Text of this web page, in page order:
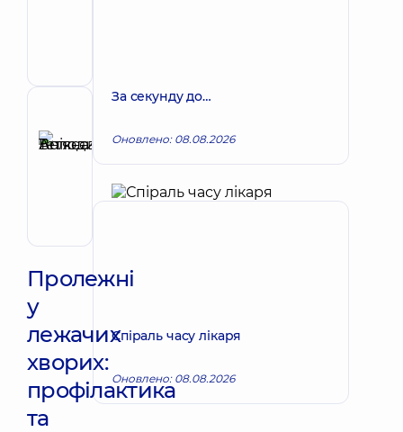
Анікєєва
Володимирівна
Терапевт;
Запис до лікаря
Пролежні
у
лежачих
хворих:
профілактика
та
За секунду до…
Оновлено: 08.08.2026
Спіраль часу лікаря
Оновлено: 08.08.2026